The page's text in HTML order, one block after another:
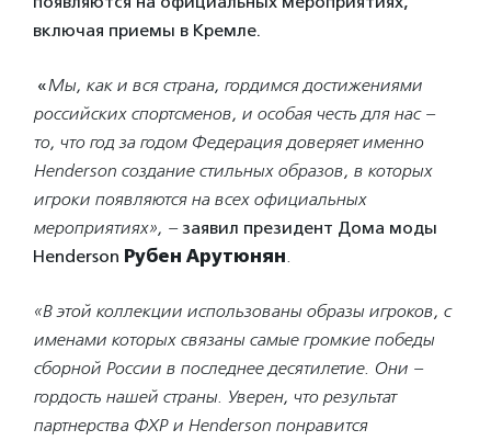
включая приемы в Кремле.
«Мы, как и вся страна, гордимся достижениями
российских спортсменов, и особая честь для нас –
то, что год за годом Федерация доверяет именно
Henderson создание стильных образов, в которых
игроки появляются на всех официальных
мероприятиях», –заявил президент Дома моды
Henderson Рубен Арутюнян.
«В этой коллекции использованы образы игроков, с
именами которых связаны самые громкие победы
сборной России в последнее десятилетие. Они –
гордость нашей страны. Уверен, что результат
партнерства ФХР и Henderson понравится